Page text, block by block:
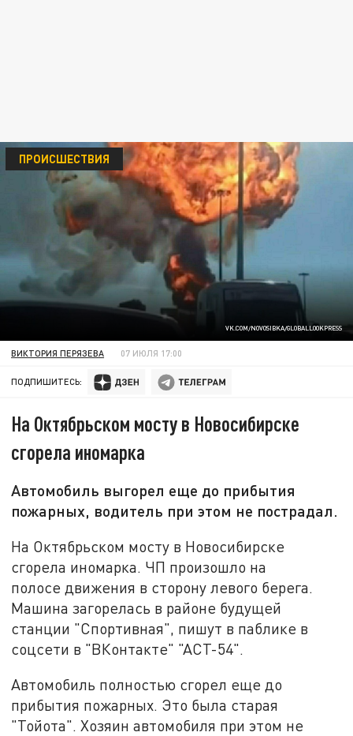
VK.COM/NOVOSIBKA/GLOBALLOOKPRESS
ПРОИСШЕСТВИЯ
ВИКТОРИЯ ПЕРЯЗЕВА 07 ИЮЛЯ 17:00
ПОДПИШИТЕСЬ:
На Октябрьском мосту в Новосибирске
сгорела иномарка
Автомобиль выгорел еще до прибытия
пожарных, водитель при этом не пострадал.
На Октябрьском мосту в Новосибирске
сгорела иномарка. ЧП произошло на
полосе движения в сторону левого берега.
Машина загорелась в районе будущей
станции "Спортивная", пишут в паблике в
соцсети в "ВКонтакте" "АСТ-54".
Автомобиль полностью сгорел еще до
прибытия пожарных. Это была старая
"Тойота". Хозяин автомобиля при этом не